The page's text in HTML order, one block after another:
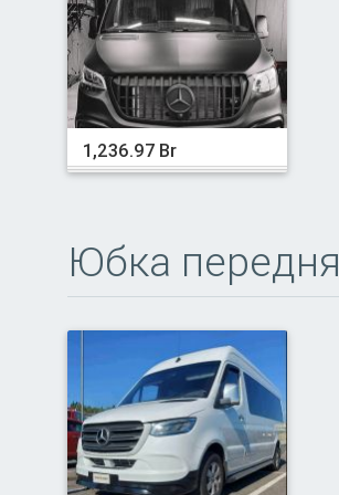
1,236.97 Br
Юбка